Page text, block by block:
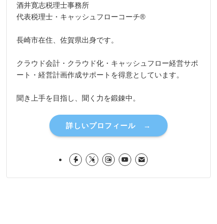
酒井寛志税理士事務所
代表税理士・キャッシュフローコーチ®
長崎市在住、佐賀県出身です。
クラウド会計・クラウド化・キャッシュフロー経営サポ
ート・経営計画作成サポートを得意としています。
聞き上手を目指し、聞く力を鍛錬中。
詳しいプロフィール →